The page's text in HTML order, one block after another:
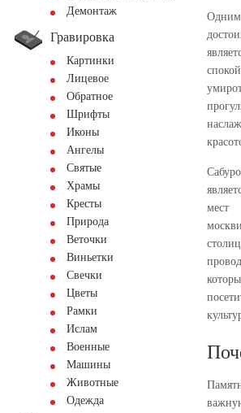
Демонтаж
Гравировка
Картинки
Лицевое
Обратное
Шрифты
Иконы
Ангелы
Святые
Храмы
Кресты
Природа
Веточки
Виньетки
Свечки
Цветы
Рамки
Ислам
Военные
Машины
Животные
Одежда